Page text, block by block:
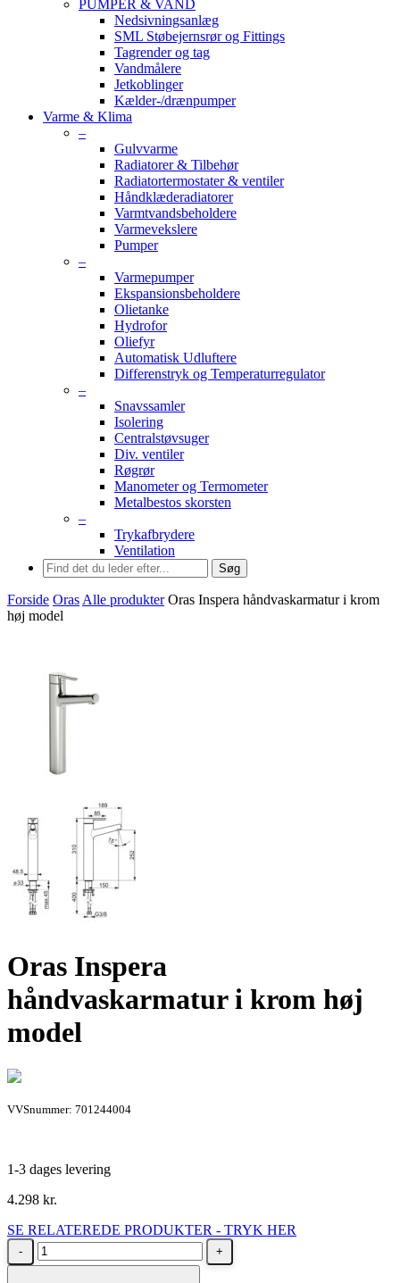
PUMPER & VAND
Nedsivningsanlæg
SML Støbejernsrør og Fittings
Tagrender og tag
Vandmålere
Jetkoblinger
Kælder-/drænpumper
Varme & Klima
–
Gulvvarme
Radiatorer & Tilbehør
Radiatortermostater & ventiler
Håndklæderadiatorer
Varmtvandsbeholdere
Varmevekslere
Pumper
–
Varmepumper
Ekspansionsbeholdere
Olietanke
Hydrofor
Oliefyr
Automatisk Udluftere
Differenstryk og Temperaturregulator
–
Snavssamler
Isolering
Centralstøvsuger
Div. ventiler
Røgrør
Manometer og Termometer
Metalbestos skorsten
–
Trykafbrydere
Ventilation
Søg
Forside Oras Alle produkter Oras Inspera håndvaskarmatur i krom
høj model
Oras Inspera
håndvaskarmatur i krom høj
model
VVSnummer: 701244004
1-3 dages levering
4.298 kr.
SE RELATEREDE PRODUKTER - TRYK HER
Oras
Inspera